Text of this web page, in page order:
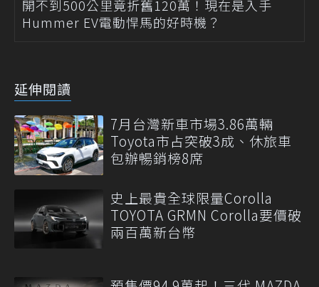
開不到500公里竟折舊120萬！現在是入手
Hummer EV電動悍馬的好時機？
延伸閱讀
7月台灣新車市場3.86萬輛
Toyota市占突破3成、休旅車
包辦暢銷榜8席
史上最貴全球限量Corolla
TOYOTA GRMN Corolla要價破
兩百萬新台幣